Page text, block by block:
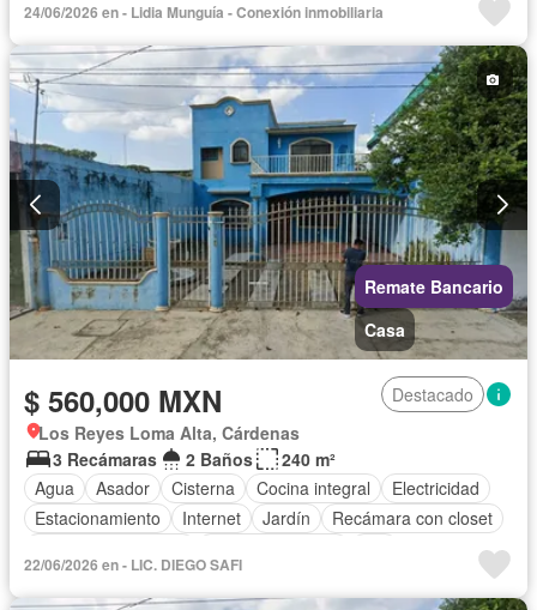
24/06/2026 en - Lidia Munguía - Conexión inmobiliaria
Remate Bancario
Casa
$ 560,000 MXN
Destacado
Los Reyes Loma Alta, Cárdenas
3 Recámaras
2 Baños
240 m²
Agua
Asador Cisterna Cocina integral
Electricidad
Estacionamiento
Internet Jardín
Recámara con closet
Sin amueblar
22/06/2026 en - LIC. DIEGO SAFI